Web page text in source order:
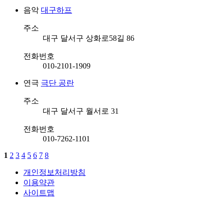
음악 대구하프
주소
대구 달서구 상화로58길 86
전화번호
010-2101-1909
연극 극단 공란
주소
대구 달서구 월서로 31
전화번호
010-7262-1101
1 2 3 4 5 6 7 8
개인정보처리방침
이용약관
사이트맵